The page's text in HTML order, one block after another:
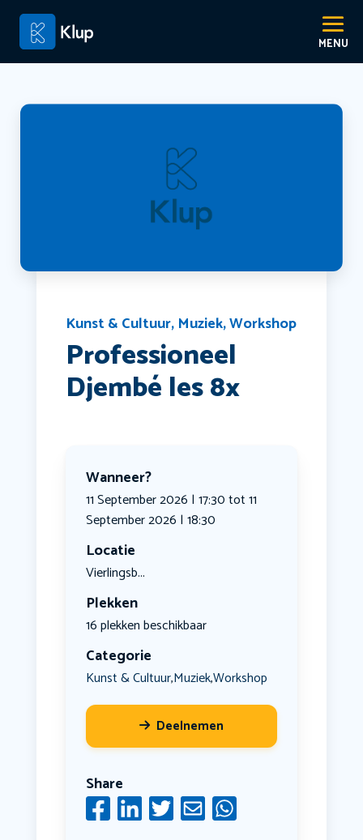
Kunst & Cultuur, Muziek,Workshop
Professioneel
Djembé les 8x
Wanneer?
11 September 2026 | 17:30 tot 11
September 2026 | 18:30
Locatie
Vierlingsb...
Plekken
16 plekken beschikbaar
Categorie
Kunst & Cultuur,Muziek,Workshop
Deelnemen
Share